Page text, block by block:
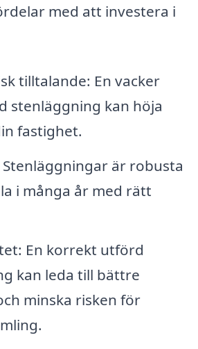
med att investera i
tilltalande: En vacker
stenläggning kan höja
fastighet.
är robusta
i många år med rätt
En korrekt utförd
kan leda till bättre
minska risken för